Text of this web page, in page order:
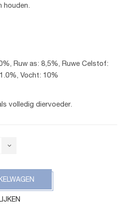
Ruw as: 8,5%, Ruwe Celstof:
Vocht: 10%
volledig diervoeder.